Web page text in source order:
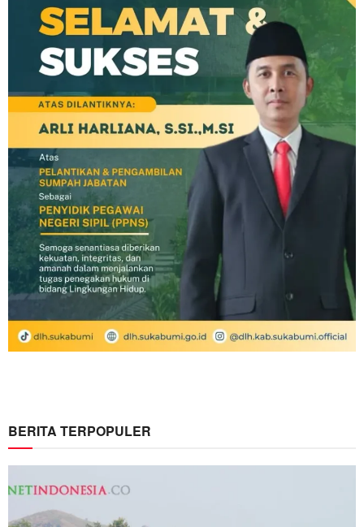
BERITA TERPOPULER